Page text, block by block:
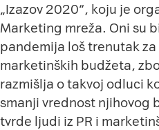
„Izazov 2020“, koju je
Marketing mreža. Oni su
pandemija loš trenutak
marketinških budžeta,
razmišlja o takvoj odluci
smanji vrednost njihovog
tvrde ljudi iz PR i